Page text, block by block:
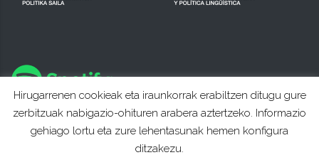
Hirugarrenen cookieak eta iraunkorrak erabiltzen ditugu gure
zerbitzuak nabigazio-ohituren arabera aztertzeko. Informazio
gehiago lortu eta zure lehentasunak hemen konfigura
ditzakezu.